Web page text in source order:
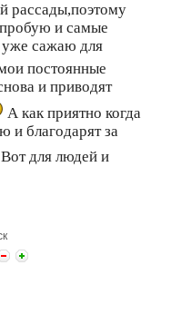
рассады,поэтому
и самые
сажаю для
постоянные
и приводят
А как приятно когда
и благодарят за
Вот для людей и